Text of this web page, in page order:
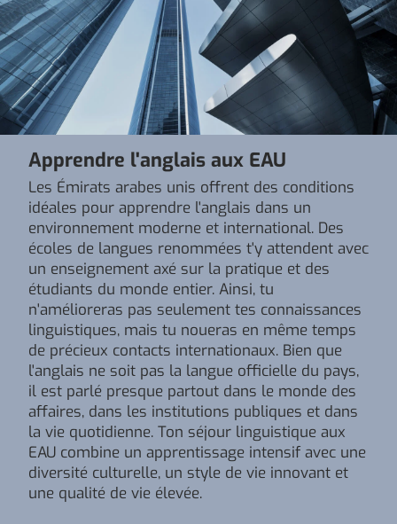
Apprendre l'anglais aux EAU
Les Émirats arabes unis offrent des conditions
idéales pour apprendre l'anglais dans un
environnement moderne et international. Des
écoles de langues renommées t'y attendent avec
un enseignement axé sur la pratique et des
étudiants du monde entier. Ainsi, tu
n'amélioreras pas seulement tes connaissances
linguistiques, mais tu noueras en même temps
de précieux contacts internationaux. Bien que
l'anglais ne soit pas la langue officielle du pays,
il est parlé presque partout dans le monde des
affaires, dans les institutions publiques et dans
la vie quotidienne. Ton séjour linguistique aux
EAU combine un apprentissage intensif avec une
diversité culturelle, un style de vie innovant et
une qualité de vie élevée.